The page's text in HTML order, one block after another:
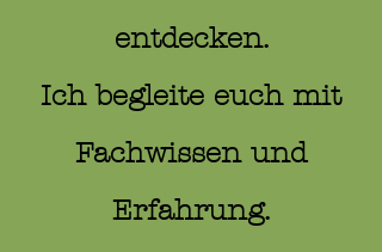
entdecken.
Ich begleite euch mit
Fachwissen und
Erfahrung.